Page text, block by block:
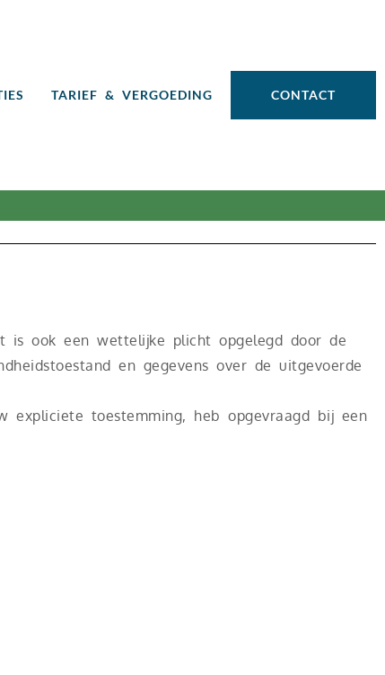
TARIEF & VERGOEDING CONTACT
is ook een wettelijke plicht opgelegd door de
en gegevens over de uitgevoerde
expliciete toestemming, heb opgevraagd bij een